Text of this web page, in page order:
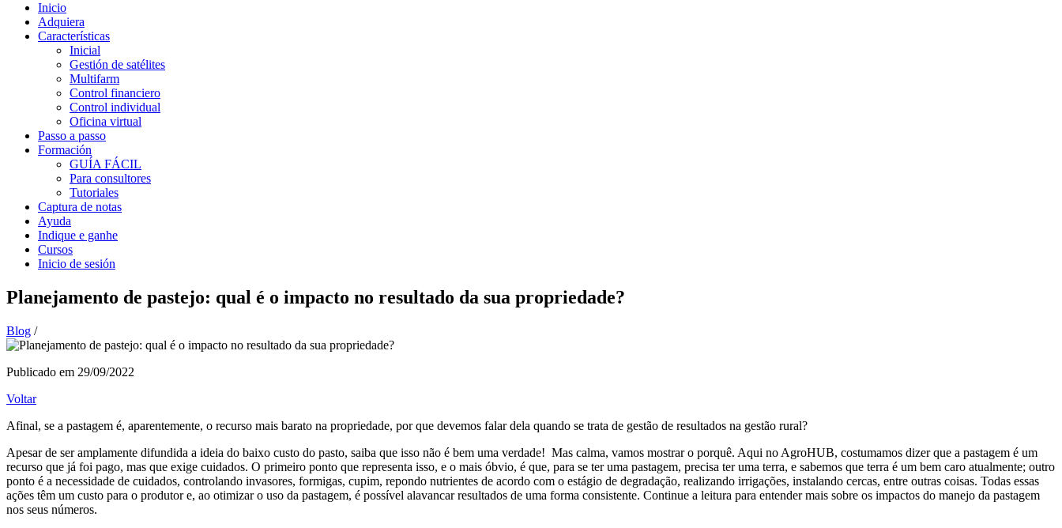
Inicio
Adquiera
Características
Inicial
Gestión de satélites
Multifarm
Control financiero
Control individual
Oficina virtual
Passo a passo
Formación
GUÍA FÁCIL
Para consultores
Tutoriales
Captura de notas
Ayuda
Indique e ganhe
Cursos
Inicio de sesión
Planejamento de pastejo: qual é o impacto no resultado da sua propriedade?
Blog /
Publicado em 29/09/2022
Voltar
Afinal, se a pastagem é, aparentemente, o recurso mais barato na propriedade, por que devemos falar dela quando se trata de gestão de resultados na gestão rural?
Apesar de ser amplamente difundida a ideia do baixo custo do pasto, saiba que isso não é bem uma verdade! Mas calma, vamos mostrar o porquê. Aqui no AgroHUB, costumamos dizer que a pastagem é um
recurso que já foi pago, mas que exige cuidados. O primeiro ponto que representa isso, e o mais óbvio, é que, para se ter uma pastagem, precisa ter uma terra, e sabemos que terra é um bem caro atualmente; outro
ponto é a necessidade de cuidados, controlando invasores, formigas, cupim, repondo nutrientes de acordo com o estágio de degradação, realizando irrigações, instalando cercas, entre outras coisas. Todas essas
ações têm um custo para o produtor e, ao otimizar o uso da pastagem, é possível alavancar resultados de uma forma consistente. Continue a leitura para entender mais sobre os impactos do manejo da pastagem
nos seus números.